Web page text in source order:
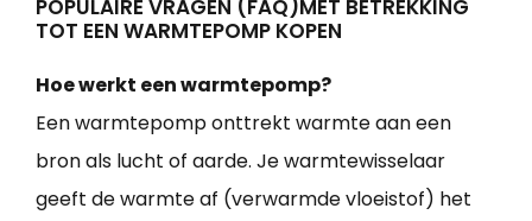
POPULAIRE VRAGEN (FAQ)MET BETREKKING
TOT EEN WARMTEPOMP KOPEN
Hoe werkt een warmtepomp?
Een warmtepomp onttrekt warmte aan een
bron als lucht of aarde. Je warmtewisselaar
geeft de warmte af (verwarmde vloeistof) het